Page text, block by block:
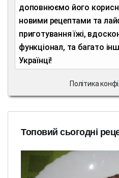
доповнюємо його
новими рецептами та
приготування їжі,
функціонал, та багато
Українці!
Політика
Топовий сьогодні